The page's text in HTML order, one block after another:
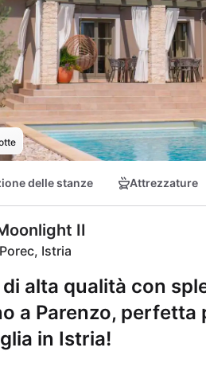
delle stanze Attrezzature
II
Istria
alta qualità con
a Parenzo, perfetta
in Istria!